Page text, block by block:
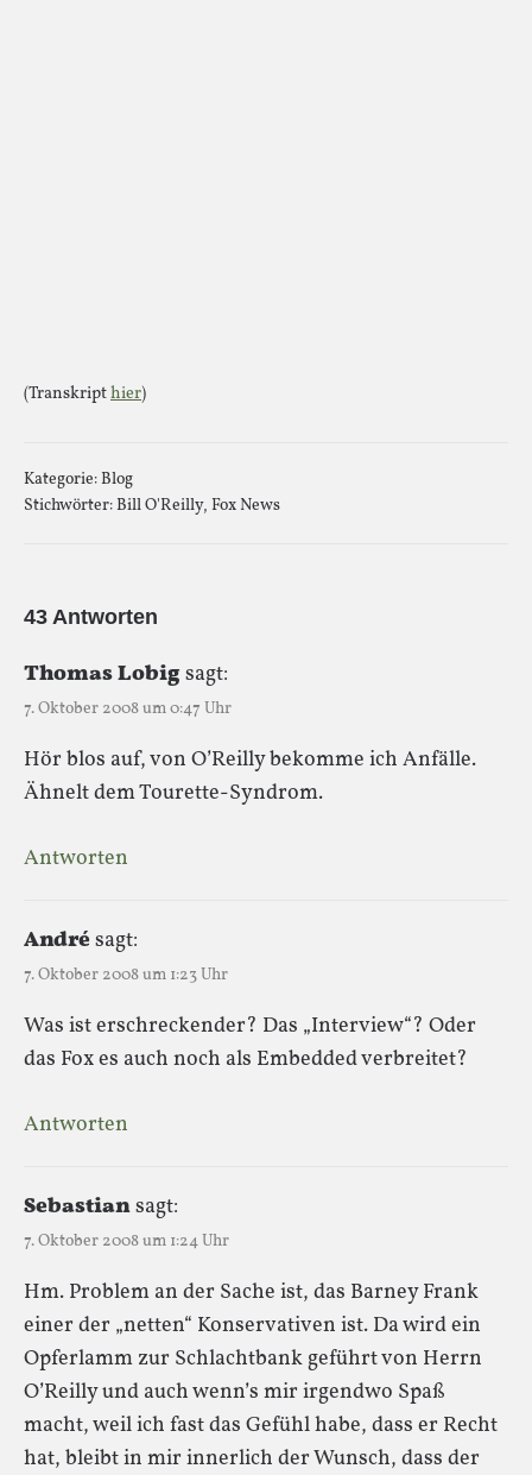
(Transkripthier)
Kategorie:Blog
Stichwörter:Bill O'Reilly, Fox News
43 Antworten
Thomas Lobigsagt:
7. Oktober 2008 um 0:47 Uhr
Hör blos auf, von O’Reilly bekomme ich Anfälle.
Ähnelt dem Tourette-Syndrom.
Antworten
Andrésagt:
7. Oktober 2008 um 1:23 Uhr
Was ist erschreckender? Das „Interview“? Oder
das Fox es auch noch als Embedded verbreitet?
Antworten
Sebastiansagt:
7. Oktober 2008 um 1:24 Uhr
Hm. Problem an der Sache ist, das Barney Frank
einer der „netten“ Konservativen ist. Da wird ein
Opferlamm zur Schlachtbank geführt von Herrn
O’Reilly und auch wenn’s mir irgendwo Spaß
macht, weil ich fast das Gefühl habe, dass er Recht
hat, bleibt in mir innerlich der Wunsch, dass der